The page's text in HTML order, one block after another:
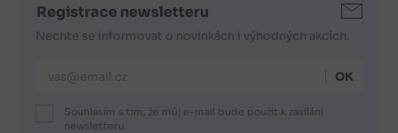
Registrace newsletteru
Nechte se informovat o novinkách i výhodných akcích.
E-mailová adresa
Souhlasím s tím, že můj e-mail bude použit k zasílání
newsletteru.